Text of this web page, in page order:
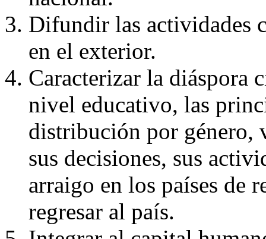
Difundir las actividades
en el exterior.
Caracterizar la diáspora
nivel educativo, las
distribución por género,
sus decisiones, sus
arraigo en los países de
regresar al país.